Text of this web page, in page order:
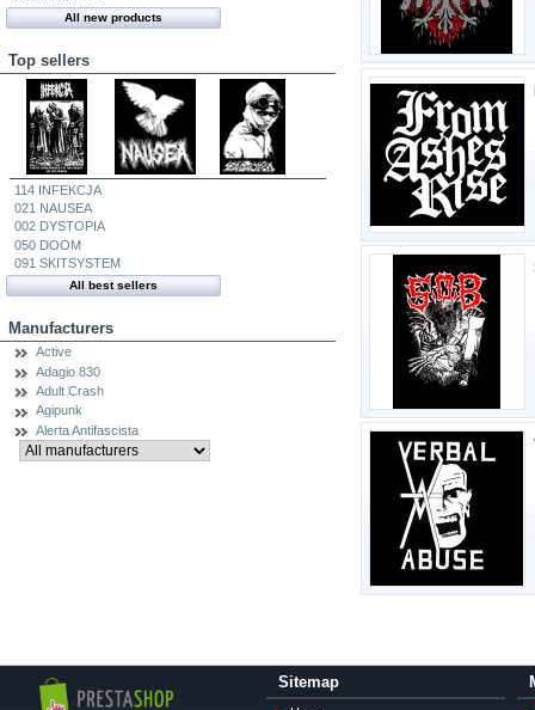
All new products
Top sellers
114 INFEKCJA
021 NAUSEA
002 DYSTOPIA
050 DOOM
091 SKITSYSTEM
All best sellers
Manufacturers
Active
Adagio 830
Adult Crash
Agipunk
Alerta Antifascista
Sitemap